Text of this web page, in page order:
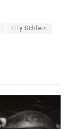
Elly Schlein